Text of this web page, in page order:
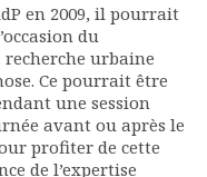
en 2009, il pourrait
du
urbaine
Ce pourrait être
une session
avant ou après le
profiter de cette
de l’expertise